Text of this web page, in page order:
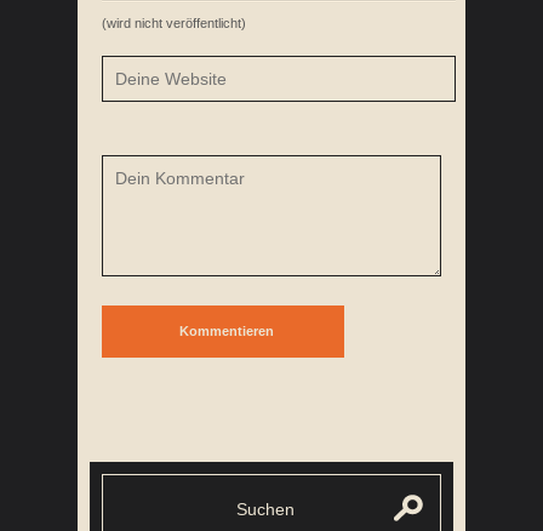
(wird nicht veröffentlicht)